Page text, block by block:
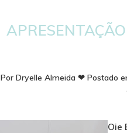
Por Dryelle Almeida ❤ Postado
Oie